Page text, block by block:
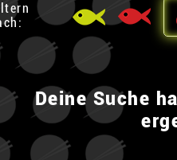
Deine Suche